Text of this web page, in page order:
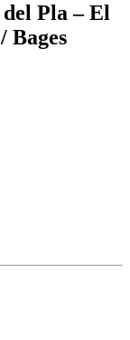
Pla – El
Bages